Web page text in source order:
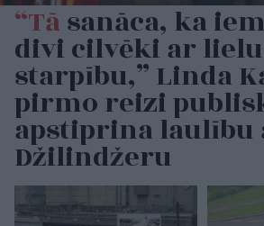
“Tāsanāca, ka
divi cilvēki ar
starpību,” Linda
pirmo reizi
apstiprina laulību
Džilindžeru